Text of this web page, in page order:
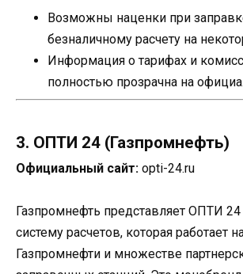
Возможны наценки при
безналичному расчету на
Информация о тарифах и
полностью прозрачна на
3. ОПТИ 24 (Газпромнефть)
Официальный сайт: opti-24.ru
Газпромнефть представляет ОПТИ
систему расчетов, которая работает
Газпромнефти и множестве